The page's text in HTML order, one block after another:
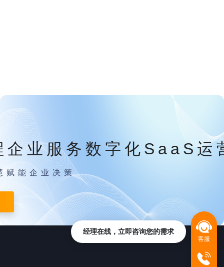
企业服务数字化SaaS运
赋能企业决策
客服
经理在线，立即咨询您的需求